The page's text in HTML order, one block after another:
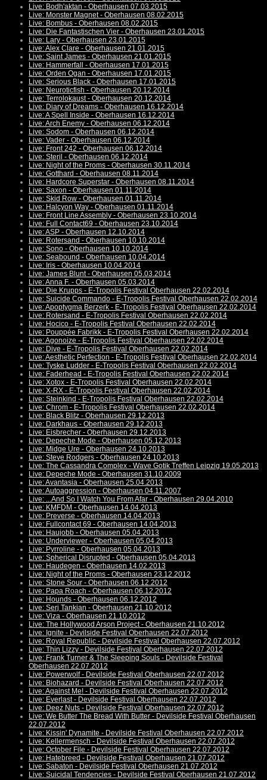
Live: Bodh'aktan - Oberhausen 07.03.2015
Live: Monster Magnet - Oberhausen 08.02.2015
Live: Bombus - Oberhausen 08.02.2015
Live: Die Fantastischen Vier - Oberhausen 23.01.2015
Live: Lary - Oberhausen 23.01.2015
Live: Alex Clare - Oberhausen 21.01.2015
Live: Saint James - Oberhausen 21.01.2015
Live: Hammerfall - Oberhausen 17.01.2015
Live: Orden Ogan - Oberhausen 17.01.2015
Live: Serious Black - Oberhausen 17.01.2015
Live: Neuroticfish - Oberhausen 20.12.2014
Live: Terrolokaust - Oberhausen 20.12.2014
Live: Diary of Dreams - Oberhausen 16.12.2014
Live: A Spell Inside - Oberhausen 16.12.2014
Live: Arch Enemy - Oberhausen 06.12.2014
Live: Sodom - Oberhausen 06.12.2014
Live: Vader - Oberhausen 06.12.2014
Live: Front 242 - Oberhausen 06.12.2014
Live: Steril - Oberhausen 06.12.2014
Live: Night of the Proms - Oberhausen 30.11.2014
Live: Gotthard - Oberhausen 08.11.2014
Live: Hardcore Superstar - Oberhausen 08.11.2014
Live: Saxon - Oberhausen 01.11.2014
Live: Skid Row - Oberhausen 01.11.2014
Live: Halcyon Way - Oberhausen 01.11.2014
Live: Front Line Assembly - Oberhausen 23.10.2014
Live: Full Contact69 - Oberhausen 23.10.2014
Live: ASP - Oberhausen 12.10.2014
Live: Rotersand - Oberhausen 10.10.2014
Live: Sono - Oberhausen 10.10.2014
Live: Seabound - Oberhausen 10.04.2014
Live: Iris - Oberhausen 10.04.2014
Live: James Blunt - Oberhausen 05.03.2014
Live: Anna F. - Oberhausen 05.03.2014
Live: Die Krupps - E-Tropolis Festival Oberhausen 22.02.2014
Live: Suicide Commando - E-Tropolis Festival Oberhausen 22.02.2014
Live: Apoptygma Berzerk - E-Tropolis Festival Oberhausen 22.02.2014
Live: Rotersand - E-Tropolis Festival Oberhausen 22.02.2014
Live: Hocico - E-Tropolis Festival Oberhausen 22.02.2014
Live: Pouppée Fabrikk - E-Tropolis Festival Oberhausen 22.02.2014
Live: Agonoize - E-Tropolis Festival Oberhausen 22.02.2014
Live: Dive - E-Tropolis Festival Oberhausen 22.02.2014
Live: Aesthetic Perfection - E-Tropolis Festival Oberhausen 22.02.2014
Live: Tyske Ludder - E-Tropolis Festival Oberhausen 22.02.2014
Live: Faderhead - E-Tropolis Festival Oberhausen 22.02.2014
Live: Xotox - E-Tropolis Festival Oberhausen 22.02.2014
Live: X-RX - E-Tropolis Festival Oberhausen 22.02.2014
Live: Steinkind - E-Tropolis Festival Oberhausen 22.02.2014
Live: Chrom - E-Tropolis Festival Oberhausen 22.02.2014
Live: Black Blitz - Oberhausen 29.12.2013
Live: Darkhaus - Oberhausen 29.12.2013
Live: Eisbrecher - Oberhausen 29.12.2013
Live: Depeche Mode - Oberhausen 05.12.2013
Live: Midge Ure - Oberhausen 24.10.2013
Live: Steve Rodgers - Oberhausen 24.10.2013
Live: The Cassandra Complex - Wave Gotik Treffen Leipzig 19.05.2013
Live: Depeche Mode - Oberhausen 31.10.2009
Live: Avantasia - Oberhausen 25.04.2013
Live: Autoaggression - Oberhausen 04.11.2007
Live: ...And So I Watch You From Afar - Oberhausen 29.04.2010
Live: KMFDM - Oberhausen 14.04.2013
Live: Preverse - Oberhausen 14.04.2013
Live: Fullcontact 69 - Oberhausen 14.04.2013
Live: Haujobb - Oberhausen 05.04.2013
Live: Underviewer - Oberhausen 05.04.2013
Live: Pyrroline - Oberhausen 05.04.2013
Live: Spherical Disrupted - Oberhausen 05.04.2013
Live: Haudegen - Oberhausen 14.02.2013
Live: Night of the Proms - Oberhausen 23.12.2012
Live: Stone Sour - Oberhausen 06.12.2012
Live: Papa Roach - Oberhausen 06.12.2012
Live: Hounds - Oberhausen 06.12.2012
Live: Serj Tankian - Oberhausen 21.10.2012
Live: Viza - Oberhausen 21.10.2012
Live: The Hollywood Arson Project - Oberhausen 21.10.2012
Live: Ignite - Devilside Festival Oberhausen 22.07.2012
Live: Royal Republic - Devilside Festival Oberhausen 22.07.2012
Live: Thin Lizzy - Devilside Festival Oberhausen 22.07.2012
Live: Frank Turner & The Sleeping Souls - Devilside Festival
Oberhausen 22.07.2012
Live: Powerwolf - Devilside Festival Oberhausen 22.07.2012
Live: Biohazard - Devilside Festival Oberhausen 22.07.2012
Live: Against Me! - Devilside Festival Oberhausen 22.07.2012
Live: Everlast - Devilside Festival Oberhausen 22.07.2012
Live: Deez Nuts - Devilside Festival Oberhausen 22.07.2012
Live: We Butter The Bread With Butter - Devilside Festival Oberhausen
22.07.2012
Live: Kissin' Dynamite - Devilside Festival Oberhausen 22.07.2012
Live: Kellermensch - Devilside Festival Oberhausen 22.07.2012
Live: October File - Devilside Festival Oberhausen 22.07.2012
Live: Hatebreed - Devilside Festival Oberhausen 21.07.2012
Live: Sabaton - Devilside Festival Oberhausen 21.07.2012
Live: Suicidal Tendencies - Devilside Festival Oberhausen 21.07.2012